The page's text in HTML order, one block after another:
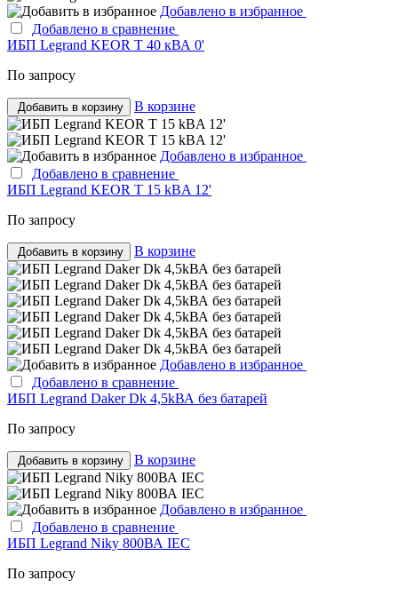
Добавлено в избранное
Добавлено в сравнение
ИБП Legrand KEOR T 40 кВА 0'
По запросу
Добавить в корзину В корзине
Добавлено в избранное
Добавлено в сравнение
ИБП Legrand KEOR T 15 kВA 12'
По запросу
Добавить в корзину В корзине
Добавлено в избранное
Добавлено в сравнение
ИБП Legrand Daker Dk 4,5kВА без батарей
По запросу
Добавить в корзину В корзине
Добавлено в избранное
Добавлено в сравнение
ИБП Legrand Niky 800ВА IEC
По запросу